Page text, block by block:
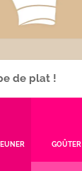
de plat !
GOÛTER